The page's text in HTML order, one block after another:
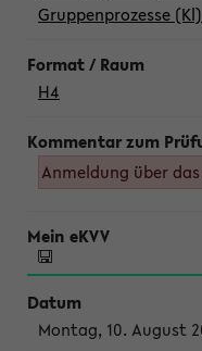
Gruppenprozesse (Kl)
H4
Anmeldung über das
Montag, 10. August